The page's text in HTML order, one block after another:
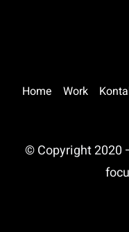
Home Work
© Copyright 2020